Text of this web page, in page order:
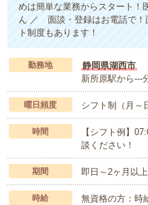
めは簡単な業務からスタート！
ん ／ 面談・登録はお電話で！
ト制度もあります！
勤務地
静岡県湖西市
新所原駅から---
曜日頻度 シフト制（月
時間
【シフト例】
談ください！
期間 即日～2ヶ月以上
時給
無資格の方：時